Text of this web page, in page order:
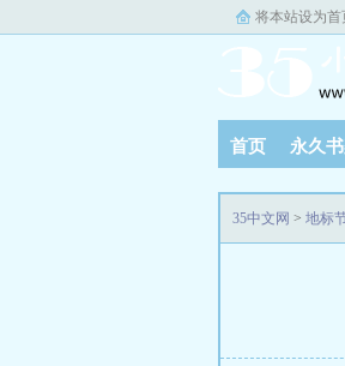
将本站设为首
首页 永久
35中文网 > 地标